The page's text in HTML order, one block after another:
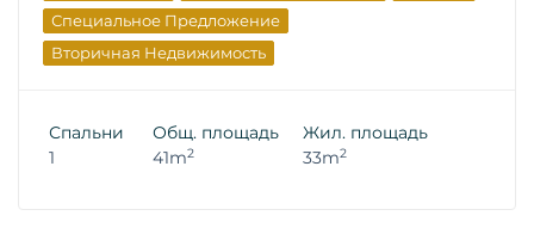
Специальное Предложение
Вторичная Недвижимость
Спальни
1
Общ. площадь
41m2
Жил. площадь
33m2